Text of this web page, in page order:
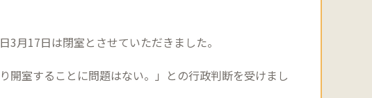
月17日は閉室とさせていただきました。
開室することに問題はない。」との行政判断を受けまし